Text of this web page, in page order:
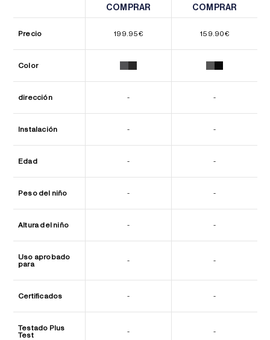
COMPRAR
COMPRAR
COMPRAR
COMPRAR
Precio 199.95€ 159.90€
Color
dirección - -
Instalación - -
Edad - -
Peso del niño - -
Altura del niño - -
Uso aprobado
para
- -
Certificados - -
Testado Plus
Test
- -